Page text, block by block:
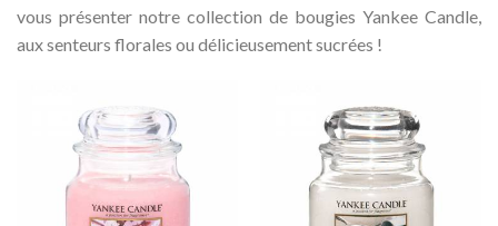
vous présenter notre collection de bougies Yankee Candle,
aux senteurs florales ou délicieusement sucrées !